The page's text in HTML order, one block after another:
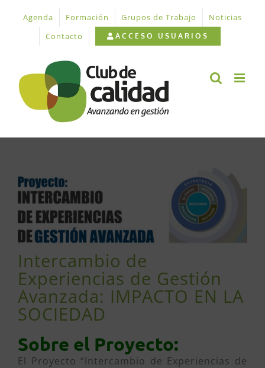
contenido
Agenda Formación Grupos de Trabajo
Noticias
Contacto
ACCESO USUARIOS
Ver
imagen
más
grande
Intercambio de
Experiencias de Gestión
Avanzada: IMPACTO EN LA
SOCIEDAD
Sobre el Proyecto:
El Proyecto “Intercambio de Experiencias de